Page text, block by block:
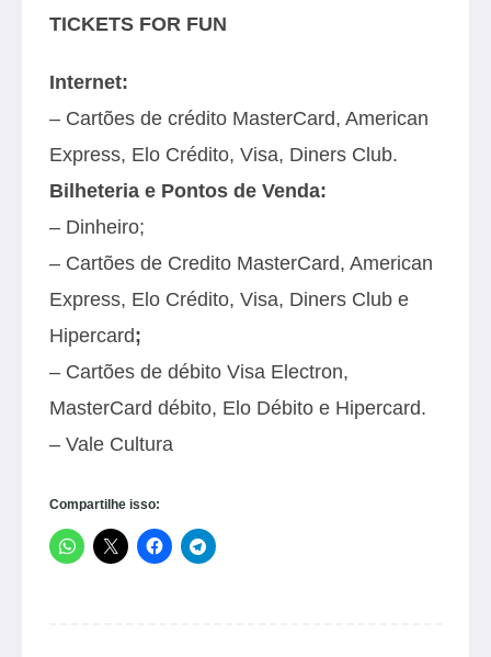
TICKETS FOR FUN
Internet:
– Cartões de crédito MasterCard, American
Express, Elo Crédito, Visa, Diners Club.
Bilheteria e Pontos de Venda:
– Dinheiro;
– Cartões de Credito MasterCard, American
Express, Elo Crédito, Visa, Diners Club e
Hipercard;
– Cartões de débito Visa Electron,
MasterCard débito, Elo Débito e Hipercard.
– Vale Cultura
Compartilhe isso: